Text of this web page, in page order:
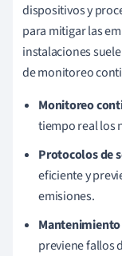
dispositivos y
para mitigar las
instalaciones
de monitoreo
Monitoreo
tiempo real los
Protocolos de
eficiente y
emisiones.
previene fallos